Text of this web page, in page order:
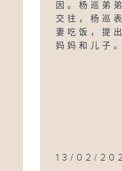
因。杨巡弟
交往，杨巡
妻吃饭，提
妈妈和儿子。
13/02/